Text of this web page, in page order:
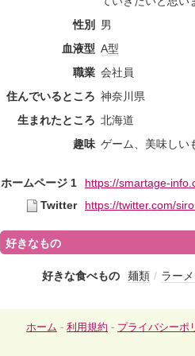
性別
男
血液型 A型
職業 会社員
住んでいるところ 神奈川県
生まれたところ 北海道
趣味 ゲーム、美味しい
ホームページ 1
https://smartage-
Twitter
https://twitter.com/
好きなもの
好きな食べもの 麺類 / ラー
ホーム - 利用規約 - プライバシーポ